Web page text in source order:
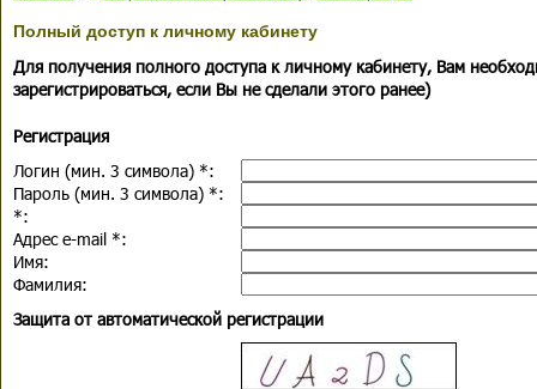
Полный доступ к личному кабинету
Для получения полного доступа к личному кабинету, Вам
зарегистрироваться, если Вы не сделали этого ранее)
Регистрация
Логин (мин. 3 символа) *:
Пароль (мин. 3 символа) *:
*:
Адрес e-mail *:
Имя:
Фамилия:
Защита от автоматической регистрации